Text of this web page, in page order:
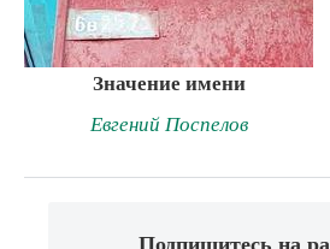
Значение имени
Евгений Поспелов